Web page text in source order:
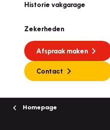
Historie vakgarage
Zekerheden
Afspraak maken
Contact
Homepage